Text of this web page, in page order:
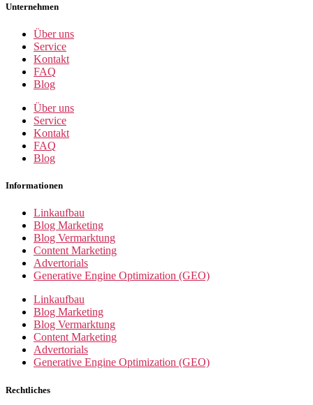
Unternehmen
Über uns
Service
Kontakt
FAQ
Blog
Über uns
Service
Kontakt
FAQ
Blog
Informationen
Linkaufbau
Blog Marketing
Blog Vermarktung
Content Marketing
Advertorials
Generative Engine Optimization (GEO)
Linkaufbau
Blog Marketing
Blog Vermarktung
Content Marketing
Advertorials
Generative Engine Optimization (GEO)
Rechtliches